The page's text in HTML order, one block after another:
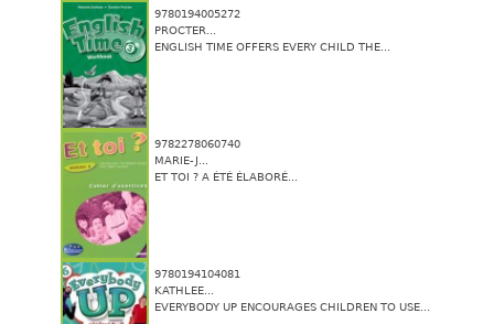
9780194005272
PROCTER...
ENGLISH TIME OFFERS EVERY CHILD THE...
9782278060740
MARIE-J...
ET TOI ? A ÉTÉ ÉLABORÉ...
9780194104081
KATHLEE...
EVERYBODY UP ENCOURAGES CHILDREN TO USE...